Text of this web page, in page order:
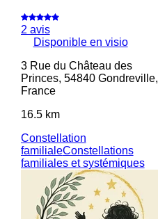
2 avis
Disponible en visio
3 Rue du Château des
Princes, 54840 Gondreville,
France
16.5 km
Constellation
familialeConstellations
familiales et systémiques